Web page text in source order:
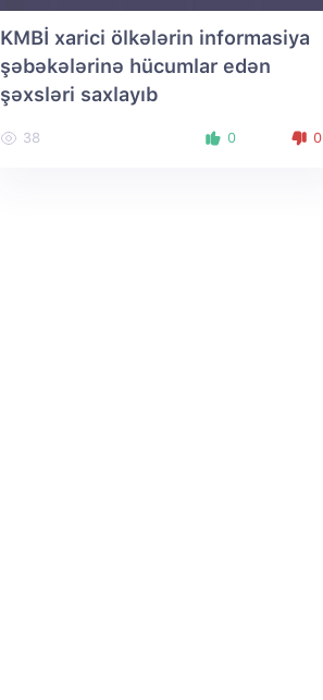
KMBİ xarici ölkələrin informasiya
şəbəkələrinə hücumlar edən
şəxsləri saxlayıb
38 0 0